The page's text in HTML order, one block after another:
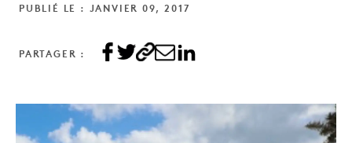
PUBLIÉ LE : JANVIER 09, 2017
PARTAGER :